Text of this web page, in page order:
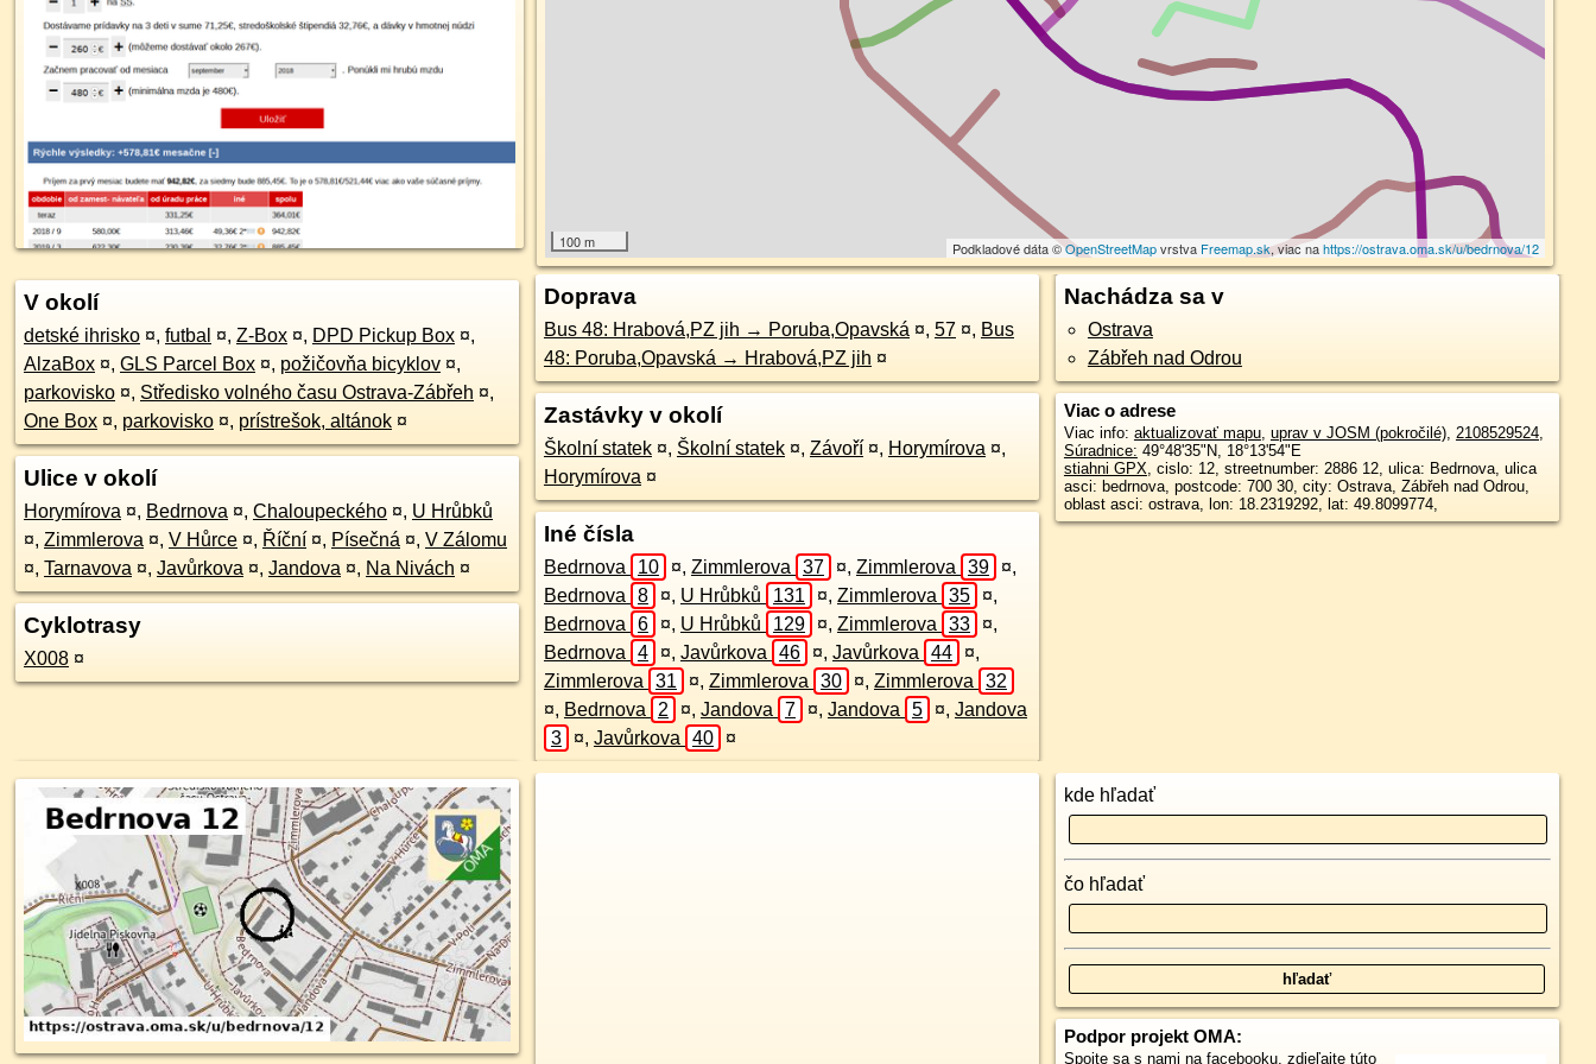
100 m Podkladové dáta ©OpenStreetMapvrstva Freemap.sk, viac nahttps://ostrava.oma.sk/u/bedrnova/12
V okolí
detské ihrisko ¤, futbal ¤, Z-Box ¤, DPD Pickup Box ¤,
AlzaBox ¤, GLS Parcel Box ¤, požičovňa bicyklov ¤,
parkovisko ¤, Středisko volného času Ostrava-Zábřeh ¤,
One Box ¤, parkovisko ¤, prístrešok, altánok ¤
Ulice v okolí
Horymírova ¤, Bedrnova ¤, Chaloupeckého ¤, U Hrůbků
¤, Zimmlerova ¤, V Hůrce ¤, Říční ¤, Písečná ¤, V Zálomu
¤, Tarnavova ¤, Javůrkova ¤, Jandova ¤, Na Nivách ¤
Cyklotrasy
X008 ¤
Doprava
Bus 48: Hrabová,PZ jih → Poruba,Opavská ¤, 57 ¤, Bus
48: Poruba,Opavská → Hrabová,PZ jih ¤
Zastávky v okolí
Školní statek ¤, Školní statek ¤, Závoří ¤, Horymírova ¤,
Horymírova ¤
Iné čísla
Bedrnova 10 ¤, Zimmlerova 37 ¤, Zimmlerova 39 ¤,
Bedrnova
8 ¤, U Hrůbků 131 ¤, Zimmlerova 35 ¤,
Bedrnova
6 ¤, U Hrůbků 129 ¤, Zimmlerova 33 ¤,
Bedrnova
4 ¤, Javůrkova 46 ¤, Javůrkova 44 ¤,
Zimmlerova
31 ¤, Zimmlerova 30 ¤, Zimmlerova
32
¤, Bedrnova 2 ¤, Jandova 7 ¤, Jandova 5 ¤, Jandova
3
¤, Javůrkova 40 ¤
Nachádza sa v
Ostrava
Zábřeh nad Odrou
Viac o adrese
Viac info: aktualizovať mapu, uprav v JOSM (pokročilé), 2108529524,
Súradnice: 49°48'35"N, 18°13'54"E
stiahni GPX, cislo: 12, streetnumber: 2886 12, ulica: Bedrnova, ulica
asci: bedrnova, postcode: 700 30, city: Ostrava, Zábřeh nad Odrou,
oblast asci: ostrava, lon: 18.2319292, lat: 49.8099774,
kde hľadať
čo hľadať
Podpor projekt OMA:
Spojte sa s nami na facebooku, zdieľajte túto